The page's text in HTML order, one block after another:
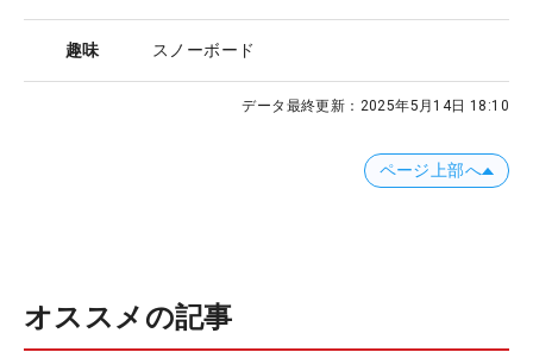
趣味 スノーボード
データ最終更新： 2025年5月14日 18:10
ページ上部へ
オススメの記事